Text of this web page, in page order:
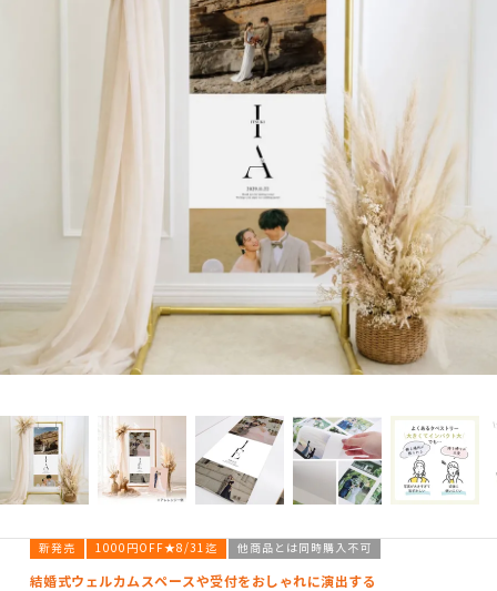
新発売 1000円OFF★8/31迄 他商品とは同時購入不可
結婚式ウェルカムスペースや受付をおしゃれに演出する